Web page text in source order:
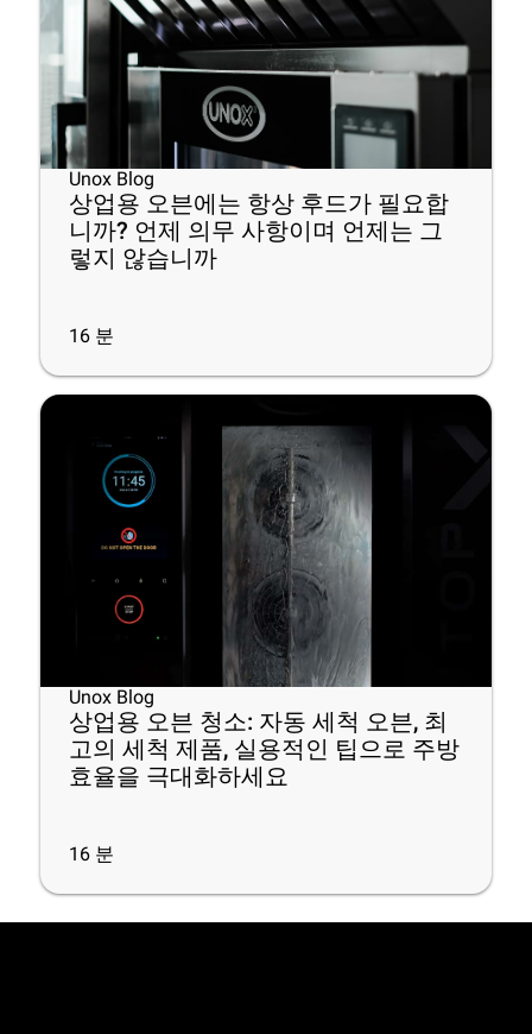
Unox Blog
상업용 오븐에는 항상 후드가 필요합
니까? 언제 의무 사항이며 언제는 그
렇지 않습니까
16 분
Unox Blog
상업용 오븐 청소: 자동 세척 오븐, 최
고의 세척 제품, 실용적인 팁으로 주방
효율을 극대화하세요
16 분